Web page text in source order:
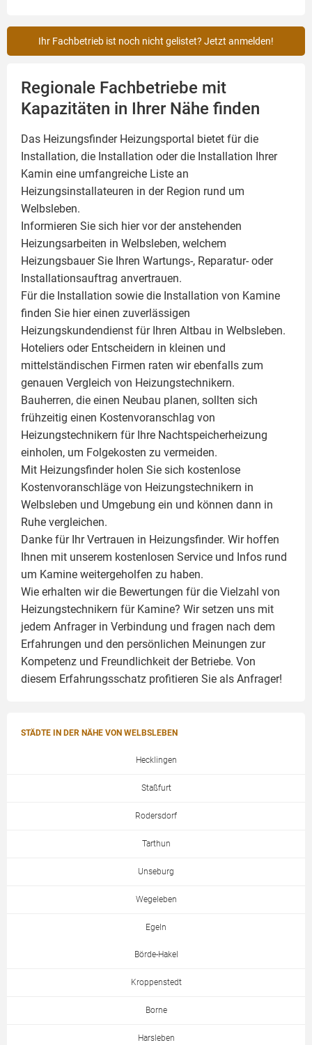
Ihr Fachbetrieb ist noch nicht gelistet? Jetzt anmelden!
Regionale Fachbetriebe mit
Kapazitäten in Ihrer Nähe finden
Das Heizungsfinder Heizungsportal bietet für die
Installation, die Installation oder die Installation Ihrer
Kamin eine umfangreiche Liste an
Heizungsinstallateuren in der Region rund um
Welbsleben.
Informieren Sie sich hier vor der anstehenden
Heizungsarbeiten in Welbsleben, welchem
Heizungsbauer Sie Ihren Wartungs-, Reparatur- oder
Installationsauftrag anvertrauen.
Für die Installation sowie die Installation von Kamine
finden Sie hier einen zuverlässigen
Heizungskundendienst für Ihren Altbau in Welbsleben.
Hoteliers oder Entscheidern in kleinen und
mittelständischen Firmen raten wir ebenfalls zum
genauen Vergleich von Heizungstechnikern.
Bauherren, die einen Neubau planen, sollten sich
frühzeitig einen Kostenvoranschlag von
Heizungstechnikern für Ihre Nachtspeicherheizung
einholen, um Folgekosten zu vermeiden.
Mit Heizungsfinder holen Sie sich kostenlose
Kostenvoranschläge von Heizungstechnikern in
Welbsleben und Umgebung ein und können dann in
Ruhe vergleichen.
Danke für Ihr Vertrauen in Heizungsfinder. Wir hoffen
Ihnen mit unserem kostenlosen Service und Infos rund
um Kamine weitergeholfen zu haben.
Wie erhalten wir die Bewertungen für die Vielzahl von
Heizungstechnikern für Kamine? Wir setzen uns mit
jedem Anfrager in Verbindung und fragen nach dem
Erfahrungen und den persönlichen Meinungen zur
Kompetenz und Freundlichkeit der Betriebe. Von
diesem Erfahrungsschatz profitieren Sie als Anfrager!
STÄDTE IN DER NÄHE VON WELBSLEBEN
Hecklingen
Staßfurt
Rodersdorf
Tarthun
Unseburg
Wegeleben
Egeln
Börde-Hakel
Kroppenstedt
Borne
Harsleben